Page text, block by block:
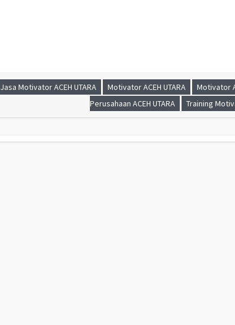
Jasa Motivator ACEH UTARA Motivator ACEH UTARA Motivator
Perusahaan ACEH UTARA
Training